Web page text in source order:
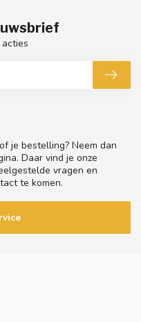
je bestelling? Neem dan
Daar vind je onze
vragen en
te komen.